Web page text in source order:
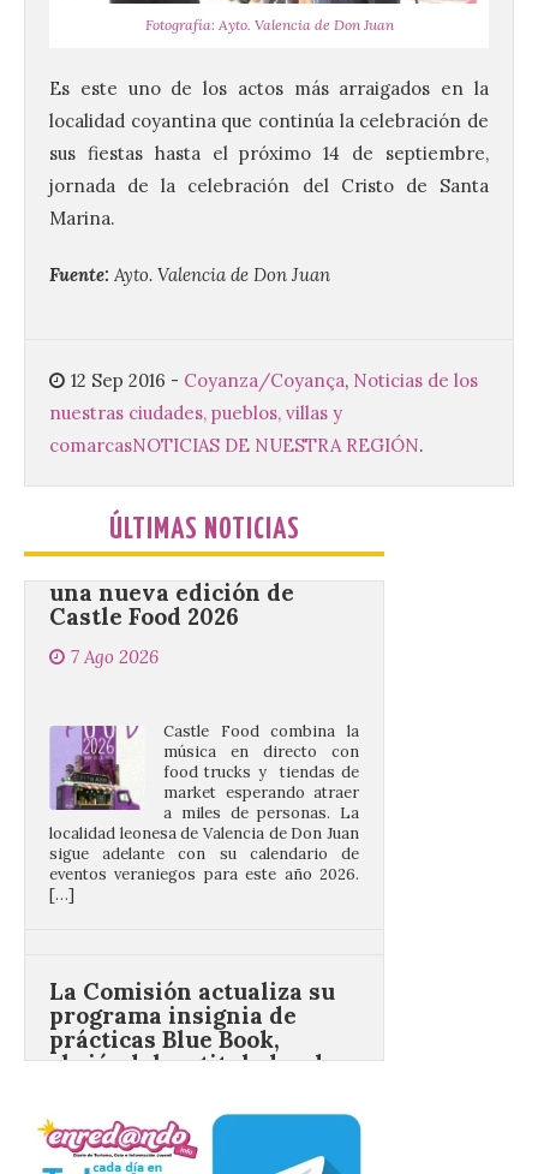
Fotografía: Ayto. Valencia de Don Juan
Es este uno de los actos más arraigados en la
localidad coyantina que continúa la celebración de
sus fiestas hasta el próximo 14 de septiembre,
jornada de la celebración del Cristo de Santa
Marina.
Fuente: Ayto. Valencia de Don Juan
12 Sep 2016 - Coyanza/Coyança, Noticias de los
nuestras ciudades, pueblos, villas y
comarcasNOTICIAS DE NUESTRA REGIÓN.
ÚLTIMAS NOTICIAS
Peregrinación”, en
Benavides de Órbigo.
7 Ago 2026
peregrinación femenina.
de agosto, a las 20,00 horas, en el
auditorio de Benavides de […]
Food trucks y música en
Valencia de Don Juan en
una nueva edición de
Castle Food 2026
7 Ago 2026
food trucks y tiendas de
market esperando atraer
a miles de personas. La
localidad leonesa de Valencia de Don Juan
sigue adelante con su calendario de
eventos veraniegos para este año 2026.
[…]
prácticas Blue Book,
abriéndolo a titulados de
EFP
Las solicitudes estarán